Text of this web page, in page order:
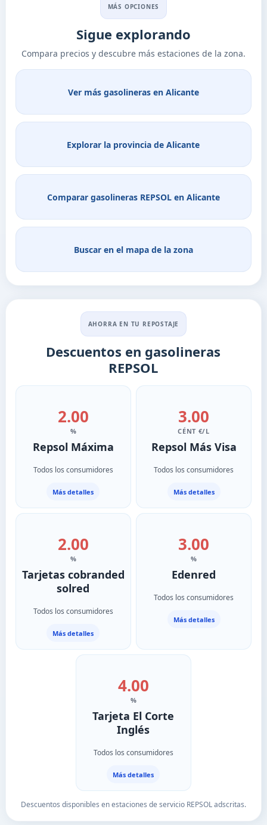
MÁS OPCIONES
Sigue explorando
Compara precios y descubre más estaciones de la zona.
Ver más gasolineras en Alicante
Explorar la provincia de Alicante
Comparar gasolineras REPSOL en Alicante
Buscar en el mapa de la zona
AHORRA EN TU REPOSTAJE
Descuentos en gasolineras
REPSOL
2.00
%
Repsol Máxima
Todos los consumidores
Más detalles
3.00
CÉNT €/L
Repsol Más Visa
Todos los consumidores
Más detalles
2.00
%
Tarjetas cobranded
solred
Todos los consumidores
Más detalles
3.00
%
Edenred
Todos los consumidores
Más detalles
4.00
%
Tarjeta El Corte
Inglés
Todos los consumidores
Más detalles
Descuentos disponibles en estaciones de servicio REPSOL adscritas.